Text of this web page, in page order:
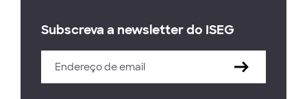
Subscreva a newsletter do ISEG